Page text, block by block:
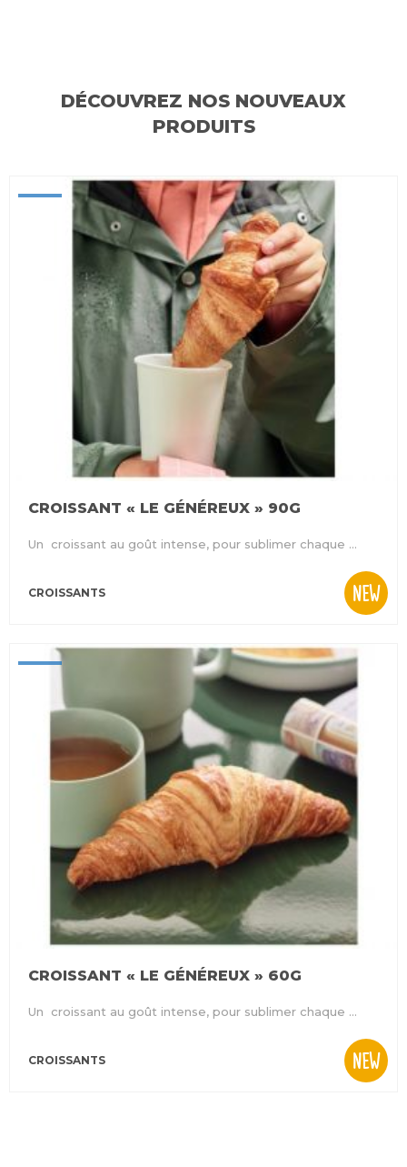
DÉCOUVREZ NOS NOUVEAUX
PRODUITS
CROISSANT « LE GÉNÉREUX » 90G
Un croissant au goût intense, pour sublimer chaque ...
CROISSANTS NEW
CROISSANT « LE GÉNÉREUX » 60G
Un croissant au goût intense, pour sublimer chaque ...
CROISSANTS NEW